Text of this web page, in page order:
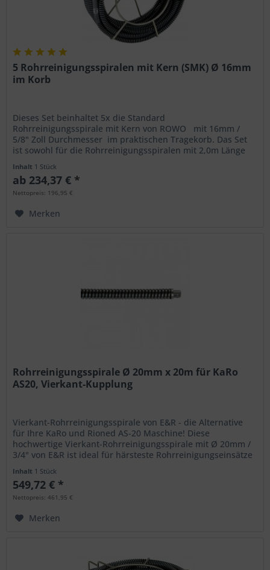
5 Rohrreinigungsspiralen mit Kern (SMK) Ø 16mm
im Korb
Dieses Set beinhaltet 5x die Standard
Rohrreinigungsspirale mit Kern von ROWO mit 16mm /
5/8" Zoll Durchmesser im praktischen Tragekorb. Das Set
ist sowohl für die Rohrreinigungsspiralen mit 2,0m Länge
Inhalt 1 Stück
ab 234,37 € *
Nettopreis: 196,95 €
Merken
Rohrreinigungsspirale Ø 20mm x 20m für KaRo
AS20, Vierkant-Kupplung
Vierkant-Rohrreinigungsspirale von E&R - die Alternative
für Ihre KaRo und Rioned AS-20 Maschine! Diese
hochwertige Vierkant-Rohrreinigungsspirale mit Ø 20mm /
3/4" von E&R ist ideal für härsteste Rohrreinigungseinsätze
Inhalt 1 Stück
549,72 € *
Nettopreis: 461,95 €
Merken